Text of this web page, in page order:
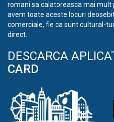
romani sa calatoreasca mai
avem toate aceste locuri
comerciale, fie ca sunt cultural-
direct.
DESCARCA
CARD